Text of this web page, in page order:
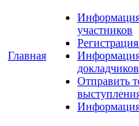
Главная
участников
докладчиков
Отправить